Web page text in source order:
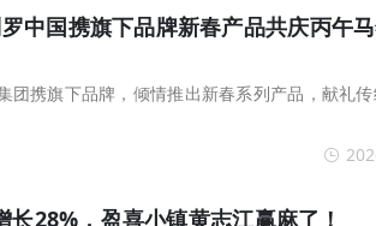
中国携旗下品牌新春产品共庆丙午
团携旗下品牌，倾情推出新春系列产品，献礼
28%，盈喜小镇黄志江赢麻了！